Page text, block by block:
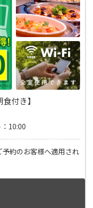
付き】
10:00
でにご予約のお客様へ適用され